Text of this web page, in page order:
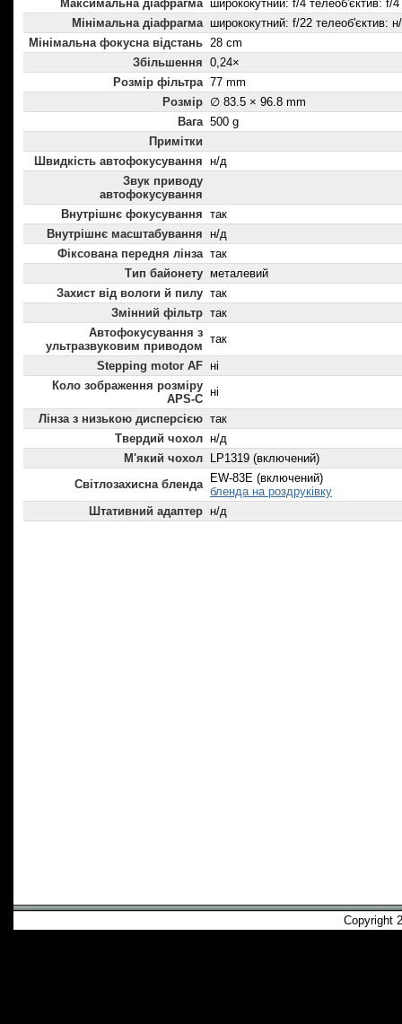
Максимальна діафрагма ширококутний: f/4 телеоб'єктив: f/4
Мінімальна діафрагма ширококутний: f/22 телеоб'єктив:
Мінімальна фокусна відстань 28 cm
Збільшення 0,24×
Розмір фільтра 77 mm
Розмір ∅ 83.5 × 96.8 mm
Вага 500 g
Примітки
Швидкість автофокусування н/д
Звук приводу
автофокусування
Внутрішнє фокусування так
Внутрішнє масштабування
н/д
Фіксована передня лінза так
Тип байонету металевий
Захист від вологи й пилу так
Змінний фільтр так
Автофокусування з
ультразвуковим приводом
так
Stepping motor AF ні
Коло зображення розміру
APS-C
ні
Лінза з низькою дисперсією так
Твердий чохол н/д
М'який чохол
LP1319 (включений)
Світлозахисна бленда
EW-83E (включений)
бленда на роздруківку
Штативний адаптер н/д
Copyright